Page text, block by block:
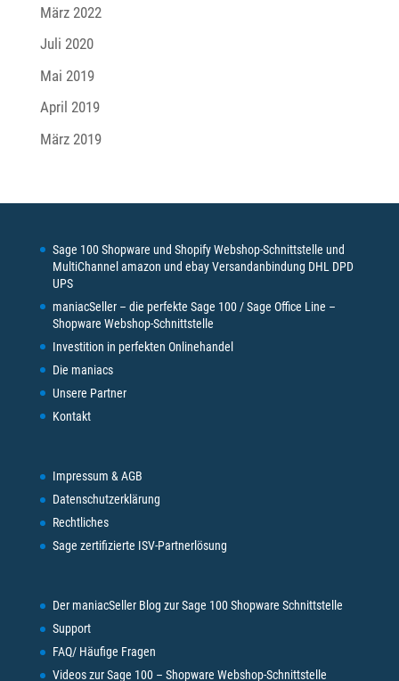
März 2022
Juli 2020
Mai 2019
April 2019
März 2019
Sage 100 Shopware und Shopify Webshop-Schnittstelle und
MultiChannel amazon und ebay Versandanbindung DHL DPD
UPS
maniacSeller – die perfekte Sage 100 / Sage Office Line –
Shopware Webshop-Schnittstelle
Investition in perfekten Onlinehandel
Die maniacs
Unsere Partner
Kontakt
Impressum & AGB
Datenschutzerklärung
Rechtliches
Sage zertifizierte ISV-Partnerlösung
Der maniacSeller Blog zur Sage 100 Shopware Schnittstelle
Support
FAQ/ Häufige Fragen
Videos zur Sage 100 – Shopware Webshop-Schnittstelle